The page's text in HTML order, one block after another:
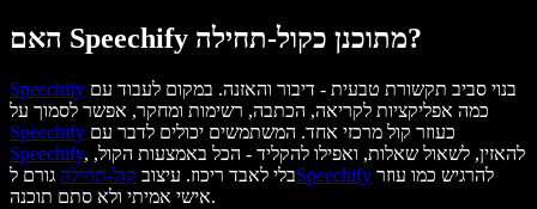
האם Speechify מתוכנן כקול-תחילה?
Speechify
כמה אפליקציות לקריאה, הכתבה, רשימות ומחקר, אפשר לסמוך על
Speechify כעוזר קול מרכזי אחד. המשתמשים יכולים לדבר עם
Speechify, להאזין, לשאול שאלות, ואפילו להקליד - הכל באמצעות הקול,
בלי לאבד ריכוז. עיצוב קול-תחילה גורם ל Speechify
אישי אמיתי ולא סתם תוכנה.